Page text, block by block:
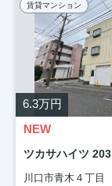
賃貸マンション
6.3万円
NEW
ツカサハイツ 203
川口市青木４丁目